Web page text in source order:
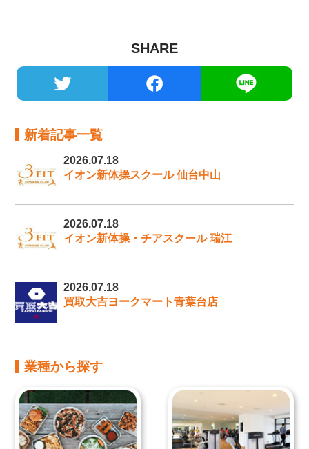
SHARE
新着記事一覧
2026.07.18
イオン新体操スクール 仙台中山
2026.07.18
イオン新体操・チアスクール 瑞江
2026.07.18
買取大吉ヨークマート青葉台店
業種から探す